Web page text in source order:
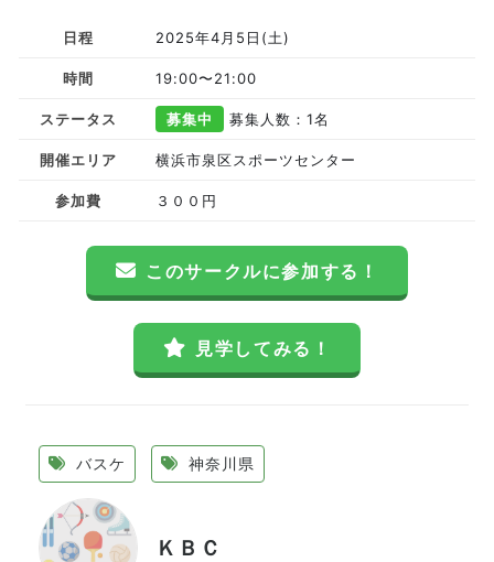
日程 2025年4月5日(土)
時間 19:00〜21:00
ステータス 募集中 募集人数：1名
開催エリア 横浜市泉区スポーツセンター
参加費 ３００円
このサークルに参加する！
見学してみる！
バスケ 神奈川県
ＫＢＣ